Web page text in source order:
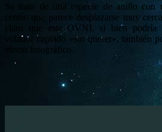
Se trata de una especie de anillo con
centro que parece desplazarse muy
claro que este OVNI, si bien podría
volador captado «sin querer», también
efecto fotográfico.